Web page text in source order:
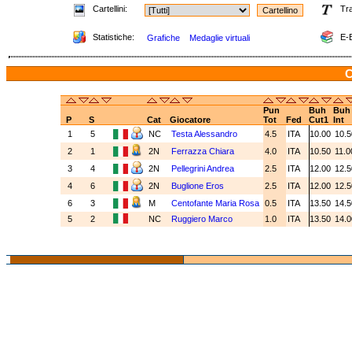
Cartellini:
Statistiche: Grafiche Medaglie virtuali E-
Pun Buh
Buh
P
S Cat Giocatore Tot Fed Cut1 Int
1
5 NC Testa Alessandro 4.5 ITA 10.00
2
1 2N Ferrazza Chiara 4.0 ITA 10.50
3
4 2N Pellegrini Andrea 2.5 ITA 12.00
4
6 2N Buglione Eros 2.5 ITA 12.00
6
3 M Centofante Maria Rosa 0.5 ITA 13.50
5
2 NC Ruggiero Marco 1.0 ITA 13.50